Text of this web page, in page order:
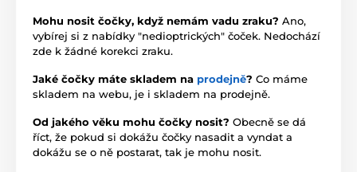
Mohu nosit čočky, když nemám vadu zraku? Ano,
vybírej si z nabídky "nedioptrických" čoček. Nedochází
zde k žádné korekci zraku.
Jaké čočky máte skladem na prodejně? Co máme
skladem na webu, je i skladem na prodejně.
Od jakého věku mohu čočky nosit? Obecně se dá
říct, že pokud si dokážu čočky nasadit a vyndat a
dokážu se o ně postarat, tak je mohu nosit.